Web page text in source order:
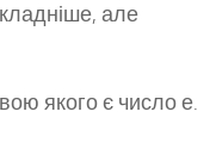
але
якого є число е.